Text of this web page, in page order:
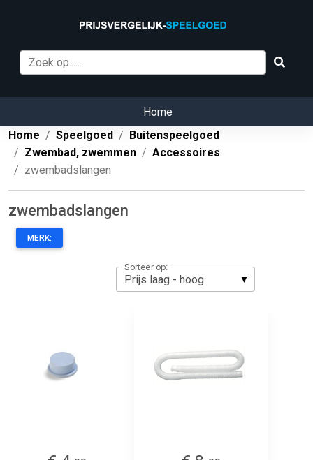
Home
Home
Speelgoed
Buitenspeelgoed
Zwembad, zwemmen
Accessoires
zwembadslangen
zwembadslangen
MERK:
Sorteer op: